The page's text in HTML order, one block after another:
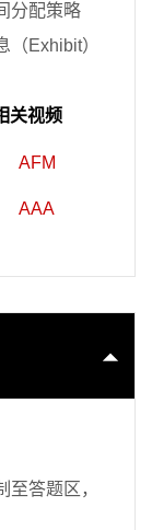
分配策略
（Exhibit）
关视频
AFM
AAA
答题区，